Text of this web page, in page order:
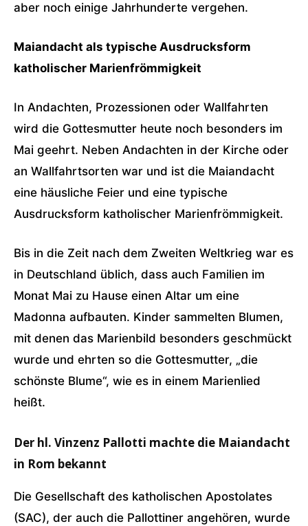
aber noch einige Jahrhunderte vergehen.
Maiandacht als typische Ausdrucksform
katholischer Marienfrömmigkeit
In Andachten, Prozessionen oder Wallfahrten
wird die Gottesmutter heute noch besonders im
Mai geehrt. Neben Andachten in der Kirche oder
an Wallfahrtsorten war und ist die Maiandacht
eine häusliche Feier und eine typische
Ausdrucksform katholischer Marienfrömmigkeit.
Bis in die Zeit nach dem Zweiten Weltkrieg war es
in Deutschland üblich, dass auch Familien im
Monat Mai zu Hause einen Altar um eine
Madonna aufbauten. Kinder sammelten Blumen,
mit denen das Marienbild besonders geschmückt
wurde und ehrten so die Gottesmutter, „die
schönste Blume“, wie es in einem Marienlied
heißt.
Der hl. Vinzenz Pallotti machte die Maiandacht
in Rom bekannt
Die Gesellschaft des katholischen Apostolates
(SAC), der auch die Pallottiner angehören, wurde